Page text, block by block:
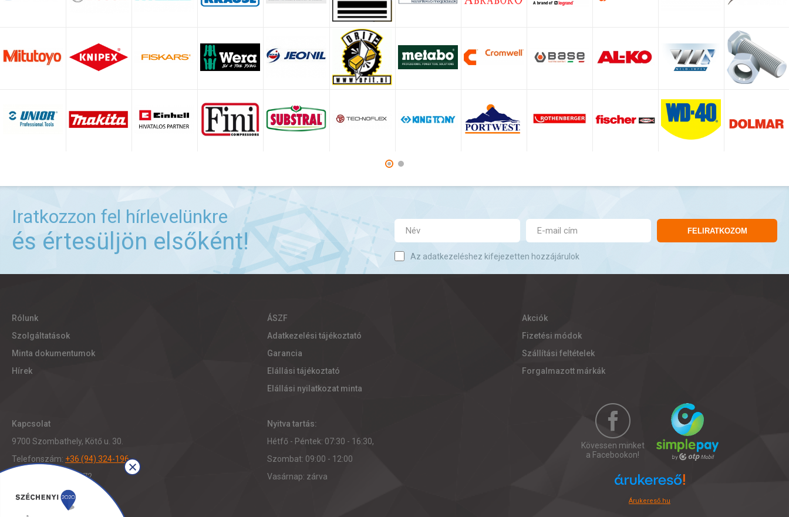
Iratkozzon fel hírlevelünkre
és értesüljön elsőként! FELIRATKOZOM
Az adatkezeléshez kifejezetten hozzájárulok
Rólunk
Szolgáltatások
Minta dokumentumok
Hírek
ÁSZF
Adatkezelési tájékoztató
Garancia
Elállási tájékoztató
Elállási nyilatkozat minta
Akciók
Fizetési módok
Szállítási feltételek
Forgalmazott márkák
Kapcsolat
9700 Szombathely, Kötő u. 30.
Telefonszám: +36 (94) 324-196
Fax: +36 (94) 321-472
Nyitva tartás:
Hétfő - Péntek: 07:30 - 16:30,
Szombat: 09:00 - 12:00
Vasárnap: zárva
Kövessen minket
a Facebookon!
Árukereső.hu